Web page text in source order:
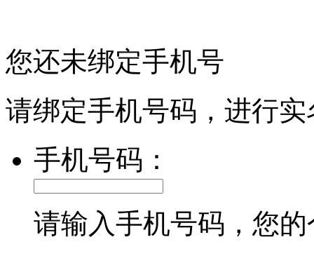
您还未绑定手机号
请绑定手机号码，进行
手机号码：
请输入手机号码，您